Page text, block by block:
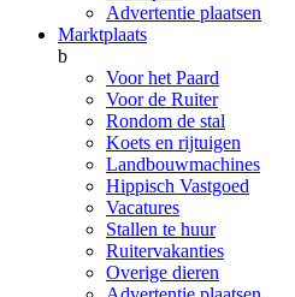
Advertentie plaatsen
Marktplaats
b
Voor het Paard
Voor de Ruiter
Rondom de stal
Koets en rijtuigen
Landbouwmachines
Hippisch Vastgoed
Vacatures
Stallen te huur
Ruitervakanties
Overige dieren